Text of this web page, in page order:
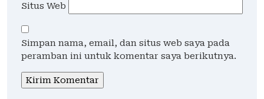
Situs Web
Simpan nama, email, dan situs web saya pada
peramban ini untuk komentar saya berikutnya.